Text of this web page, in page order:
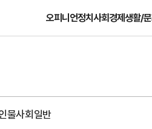
오피니언정치사회경제생활/
물사회일반